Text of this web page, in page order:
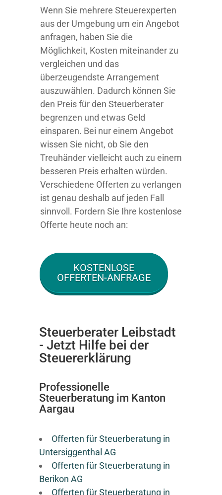
Wenn Sie mehrere Steuerexperten
aus der Umgebung um ein Angebot
anfragen, haben Sie die
Möglichkeit, Kosten miteinander zu
vergleichen und das
überzeugendste Arrangement
auszuwählen. Dadurch können Sie
den Preis für den Steuerberater
begrenzen und etwas Geld
einsparen. Bei nur einem Angebot
wissen Sie nicht, ob Sie den
Treuhänder vielleicht auch zu einem
besseren Preis erhalten würden.
Verschiedene Offerten zu verlangen
ist genau deshalb auf jeden Fall
sinnvoll. Fordern Sie Ihre kostenlose
Offerte heute noch an:
KOSTENLOSE
OFFERTEN-ANFRAGE
Steuerberater Leibstadt
- Jetzt Hilfe bei der
Steuererklärung
Professionelle
Steuerberatung im Kanton
Aargau
Offerten für Steuerberatung in
Untersiggenthal AG
Offerten für Steuerberatung in
Berikon AG
Offerten für Steuerberatung in